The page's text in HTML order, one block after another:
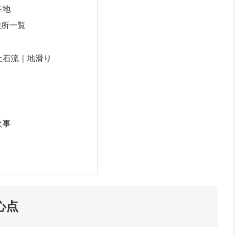
地
一覧
流｜地滑り
事
点